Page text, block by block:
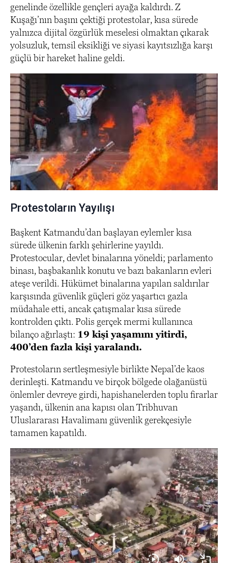
genelinde özellikle gençleri ayağa kaldırdı. Z
Kuşağı’nın başını çektiği protestolar, kısa sürede
yalnızca dijital özgürlük meselesi olmaktan çıkarak
yolsuzluk, temsil eksikliği ve siyasi kayıtsızlığa karşı
güçlü bir hareket haline geldi.
Protestoların Yayılışı
Başkent Katmandu’dan başlayan eylemler kısa
sürede ülkenin farklı şehirlerine yayıldı.
Protestocular, devlet binalarına yöneldi; parlamento
binası, başbakanlık konutu ve bazı bakanların evleri
ateşe verildi. Hükümet binalarına yapılan saldırılar
karşısında güvenlik güçleri göz yaşartıcı gazla
müdahale etti, ancak çatışmalar kısa sürede
kontrolden çıktı. Polis gerçek mermi kullanınca
bilanço ağırlaştı: 19 kişi yaşamını yitirdi,
400’den fazla kişi yaralandı.
Protestoların sertleşmesiyle birlikte Nepal’de kaos
derinleşti. Katmandu ve birçok bölgede olağanüstü
önlemler devreye girdi, hapishanelerden toplu firarlar
yaşandı, ülkenin ana kapısı olan Tribhuvan
Uluslararası Havalimanı güvenlik gerekçesiyle
tamamen kapatıldı.